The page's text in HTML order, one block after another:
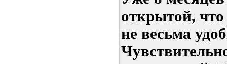
открытой,
не весьма